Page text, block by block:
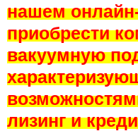
нашем
приобрести
вакуумную
лизинг и